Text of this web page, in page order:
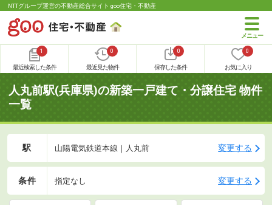
NTTグループ運営の不動産総合サイト goo住宅・不動産
1
最近検索した条件
0
最近見た物件
0
保存した条件
0
お気に入り
人丸前駅(兵庫県)の新築一戸建て・分譲住宅 物件
一覧
駅 山陽電気鉄道本線｜人丸前 変更する
条件 指定なし 変更する